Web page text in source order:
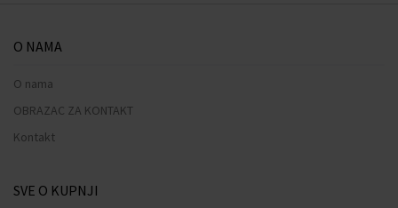
O NAMA
O nama
OBRAZAC ZA KONTAKT
Kontakt
SVE O KUPNJI